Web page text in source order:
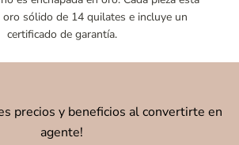
oro sólido de 14 quilates e incluye un
certificado de garantía.
precios y beneficios al convertirte en
agente!